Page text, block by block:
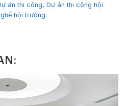
án thi công, Dự án thi công hội
hội trường.